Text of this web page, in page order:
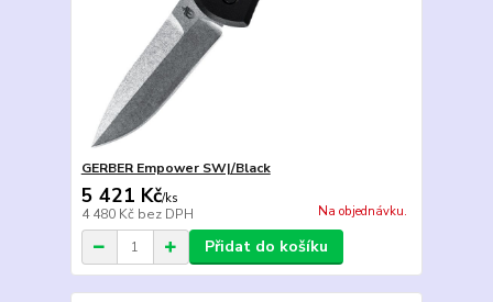
GERBER Empower SW|/Black
5 421 Kč/ks
4 480 Kč bez DPH Na objednávku.
Přidat do košíku